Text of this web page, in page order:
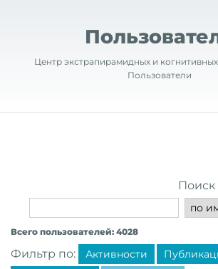
Центр экстрапирамидных и
Пользователи
Поиск
Всего пользователей: 4028
Фильтр по: Активности